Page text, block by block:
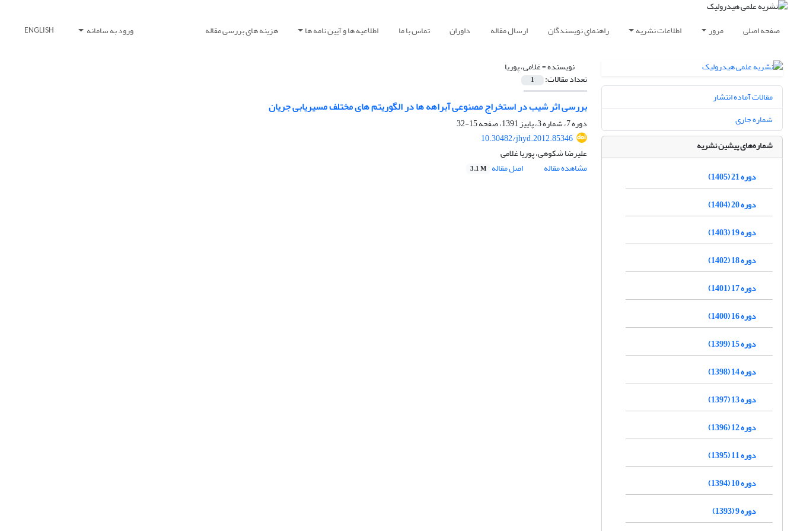
صفحه اصلی مرور اطلاعات نشریه راهنمای نویسندگان ارسال مقاله داوران تماس با ما اطلاعیه ها و آیین نامه ها هزینه های بررسی مقاله ورود به سامانه ENGLISH
نویسنده =غلامی، پوریا
تعداد مقالات: 1
بررسی اثر شیب در استخراج مصنوعی آبراهه ها در الگوریتم های مختلف مسیریابی جریان
دوره 7، شماره 3، پاییز 1391، صفحه
15-32
10.30482/jhyd.2012.85346
علیرضا شکوهی، پوریا غلامی
مشاهده مقاله
اصل مقاله 3.1 M
مقالات آماده انتشار
شماره جاری
شماره‌های پیشین نشریه
دوره 21 (1405)
دوره 20 (1404)
دوره 19 (1403)
دوره 18 (1402)
دوره 17 (1401)
دوره 16 (1400)
دوره 15 (1399)
دوره 14 (1398)
دوره 13 (1397)
دوره 12 (1396)
دوره 11 (1395)
دوره 10 (1394)
دوره 9 (1393)